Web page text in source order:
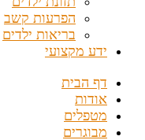
הפרעות קשב
בריאות ילדים
ידע מקצועי
דף הבית
אודות
מטפלים
מבוגרים